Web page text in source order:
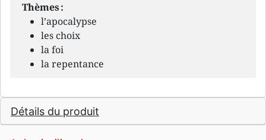
Thèmes :
l’apocalypse
les choix
la foi
la repentance
Détails du produit